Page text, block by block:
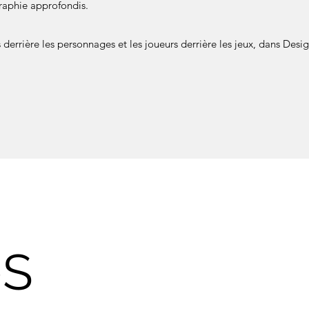
approfondis.
derrière les personnages et les joueurs derrière les jeux, dans